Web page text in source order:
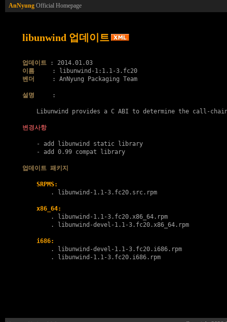
AnNyung Official Homepage
libunwind 업데이트
업데이트
이름
벤더
     : AnNyung Packaging Team
설명
     :
Libunwind provides a C ABI to determine the call-
변경사항
    - add libunwind static library
    - add 0.99 compat library
업데이트 패키지
SRPMS:
        .
libunwind-1.1-3.fc20.src.rpm
x86_64:
        .
libunwind-1.1-3.fc20.x86_64.rpm
        .
libunwind-devel-1.1-3.fc20.x86_64.rpm
i686:
        .
libunwind-devel-1.1-3.fc20.i686.rpm
        .
libunwind-1.1-3.fc20.i686.rpm